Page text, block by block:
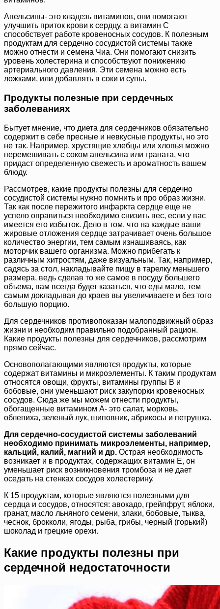
Апельсины- это кладезь витаминов, они помогают
улучшить приток крови к сердцу, а витамин С
способствует работе кровеносных сосудов. К полезным
продуктам для сердечно сосудистой системы также
можно отнести и семена Чиа. Они помогают снизить
уровень холестерина и способствуют понижению
артериального давления. Эти семена можно есть
ложками, или добавлять в соки и супы.
Продукты полезные при сердечных
заболеваниях
Бытует мнение, что диета для сердечников обязательно
содержит в себе пресные и невкусные продукты, но это
не так. Например, хрустящие хлебцы или хлопья можно
перемешивать с соком апельсина или граната, что
придаст определенную свежесть и ароматность вашем
блюду.
Рассмотрев, какие продукты полезны для сердечно
сосудистой системы нужно помнить и про образ жизни.
Так как после пережитого инфаркта сердце еще не
успело оправиться необходимо снизить вес, если у вас
имеется его избыток. Дело в том, что на каждые ваши
жировые отложения сердце затрачивает очень большое
количество энергии, тем самым изнашиваясь, как
моторчик вашего организма. Можно прибегать к
различным хитростям, даже визуальным. Так, например,
садясь за стол, накладывайте пищу в тарелку меньшего
размера, ведь сделав то же самое в посуду большего
объема, вам всегда будет казаться, что еды мало, тем
самым докладывая до краев вы увеличиваете и без того
большую порцию.
Для сердечников противопоказан малоподвижный образ
жизни и необходим правильно подобранный рацион.
Какие продукты полезны для сердечников, рассмотрим
прямо сейчас.
Основополагающими являются продукты, которые
содержат витамины и микроэлементы. К таким продуктам
относятся овощи, фрукты, витамины группы В и
бобовые, они уменьшают риск закупорки кровеносных
сосудов. Сюда же мы можем отнести продукты,
обогащенные витамином А- это салат, морковь,
облепиха, зеленый лук, шиповник, абрикосы и петрушка.
Для сердечно-сосудистой системы заболеваний
необходимо принимать микроэлементы, например,
кальций, калий, магний и др. Острая необходимость
возникает и в продуктах, содержащих витамин Е, он
уменьшает риск возникновения тромбоза и не дает
оседать на стенках сосудов холестерину.
К 15 продуктам, которые являются полезными для
сердца и сосудов, относятся: авокадо, грейпфрут, яблоки,
гранат, масло льняного семени, злаки, бобовые, тыква,
чеснок, брокколи, ягоды, рыба, грибы, черный (горький)
шоколад и грецкие орехи.
Какие продукты полезны при
сердечной недостаточности